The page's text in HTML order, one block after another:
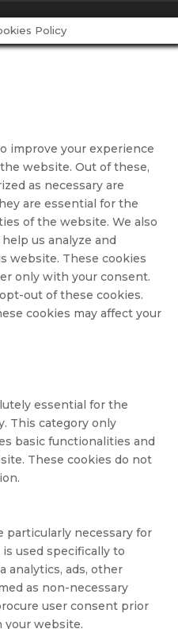
Policy
improve your experience
website. Out of these,
as necessary are
are essential for the
of the website. We also
us analyze and
website. These cookies
only with your consent.
out of these cookies.
cookies may affect your
essential for the
This category only
basic functionalities and
These cookies do not
particularly necessary for
used specifically to
analytics, ads, other
as non-necessary
user consent prior
your website.